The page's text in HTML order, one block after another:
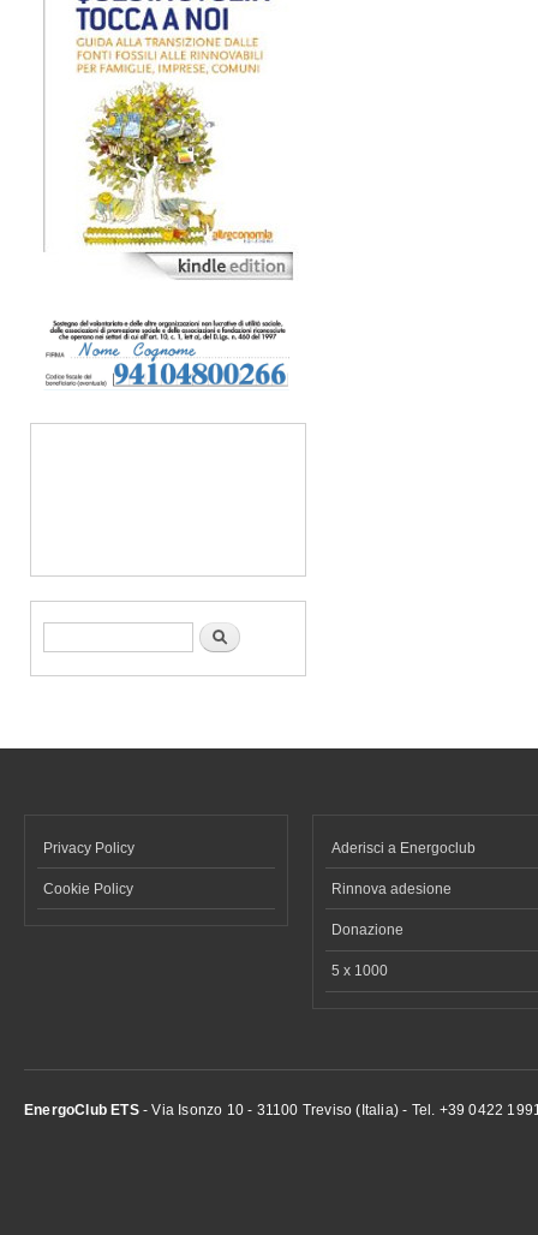
Form di ricerca Cerca
Privacy Policy
Cookie Policy
Aderisci a Energoclub
Rinnova adesione
Donazione
5 x 1000
EnergoClub ETS- Via Isonzo 10 - 31100 Treviso (Italia) - Tel. +39 0422